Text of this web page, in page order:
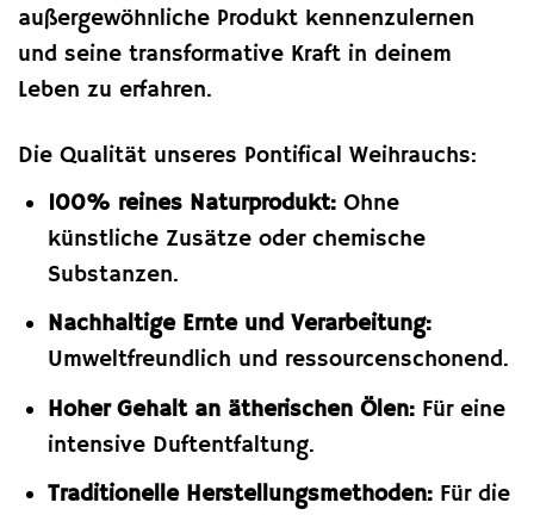
außergewöhnliche Produkt kennenzulernen
und seine transformative Kraft in deinem
Leben zu erfahren.
Die Qualität unseres Pontifical Weihrauchs:
100% reines Naturprodukt:Ohne
künstliche Zusätze oder chemische
Substanzen.
Nachhaltige Ernte und Verarbeitung:
Umweltfreundlich und ressourcenschonend.
Hoher Gehalt an ätherischen Ölen:Für eine
intensive Duftentfaltung.
Traditionelle Herstellungsmethoden:Für die